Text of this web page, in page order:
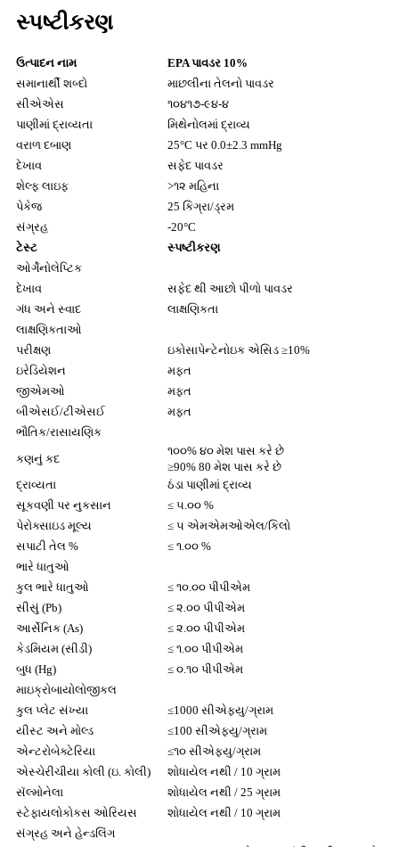
સ્પષ્ટીકરણ
ઉત્પાદન નામ
EPA પાવડર 10%
સમાનાર્થી શબ્દો
માછલીના તેલનો પાવડર
સીએએસ
૧૦૪૧૭-૯૪-૪
પાણીમાં દ્રાવ્યતા
મિથેનોલમાં દ્રાવ્ય
વરાળ દબાણ
25°C પર 0.0±2.3 mmHg
દેખાવ
સફેદ પાવડર
શેલ્ફ લાઇફ
>૧૨ મહિના
પેકેજ
25 કિગ્રા/ડ્રમ
સંગ્રહ
-20°C
ટેસ્ટ
સ્પષ્ટીકરણ
ઓર્ગેનોલેપ્ટિક
દેખાવ
સફેદ થી આછો પીળો પાવડર
ગંધ અને સ્વાદ
લાક્ષણિકતા
લાક્ષણિકતાઓ
પરીક્ષણ
ઇકોસાપેન્ટેનોઇક એસિડ ≥10%
ઇરેડિયેશન
મફત
જીએમઓ
મફત
બીએસઈ/ટીએસઈ
મફત
ભૌતિક/રાસાયણિક
કણનું કદ
૧૦૦% ૪૦ મેશ પાસ કરે છે
≥90% 80 મેશ પાસ કરે છે
દ્રાવ્યતા
ઠંડા પાણીમાં દ્રાવ્ય
સૂકવણી પર નુકસાન
≤ ૫.૦૦ %
પેરોક્સાઇડ મૂલ્ય
≤ ૫ એમએમઓએલ/કિલો
સપાટી તેલ %
≤ ૧.૦૦ %
ભારે ધાતુઓ
કુલ ભારે ધાતુઓ
≤ ૧૦.૦૦ પીપીએમ
સીસું (Pb)
≤ ૨.૦૦ પીપીએમ
આર્સેનિક (As)
≤ ૨.૦૦ પીપીએમ
કેડમિયમ (સીડી)
≤ ૧.૦૦ પીપીએમ
બુધ (Hg)
≤ ૦.૧૦ પીપીએમ
માઇક્રોબાયોલોજીકલ
કુલ પ્લેટ સંખ્યા
≤1000 સીએફયુ/ગ્રામ
યીસ્ટ અને મોલ્ડ
≤100 સીએફયુ/ગ્રામ
એન્ટરોબેક્ટેરિયા
≤૧૦ સીએફયુ/ગ્રામ
એસ્ચેરીચીયા કોલી (ઇ. કોલી)
શોધાયેલ નથી / 10 ગ્રામ
સૅલ્મોનેલા
શોધાયેલ નથી / 25 ગ્રામ
સ્ટેફાયલોકોકસ ઓરિયસ
શોધાયેલ નથી / 10 ગ્રામ
સંગ્રહ અને હેન્ડલિંગ